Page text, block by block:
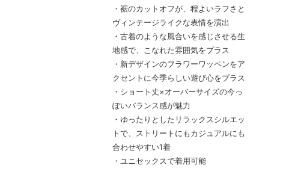
・裾のカットオフが、程よいラフさと
ヴィンテージライクな表情を演出
・古着のような風合いを感じさせる生
地感で、こなれた雰囲気をプラス
・新デザインのフラワーワッペンをア
クセントに今季らしい遊び心をプラス
・ショート丈×オーバーサイズの今っ
ぽいバランス感が魅力
・ゆったりとしたリラックスシルエッ
トで、ストリートにもカジュアルにも
合わせやすい1着
・ユニセックスで着用可能